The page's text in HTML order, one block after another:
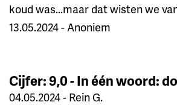
koud was...maar dat wisten we
13.05.2024 - Anoniem
Cijfer: 9,0 - In één woord:
04.05.2024 - Rein G.